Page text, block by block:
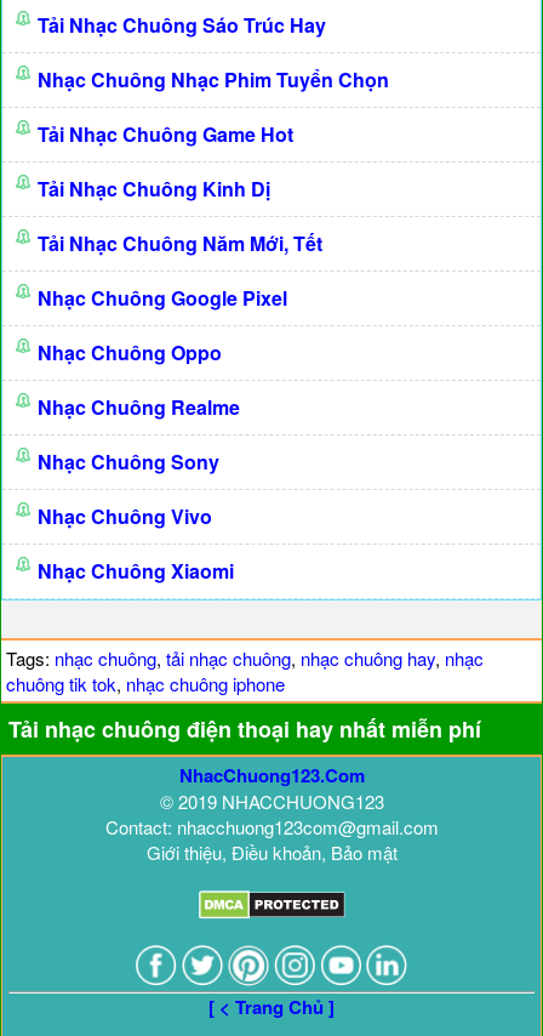
Tải Nhạc Chuông Sáo Trúc Hay
Nhạc Chuông Nhạc Phim Tuyển Chọn
Tải Nhạc Chuông Game Hot
Tải Nhạc Chuông Kinh Dị
Tải Nhạc Chuông Năm Mới, Tết
Nhạc Chuông Google Pixel
Nhạc Chuông Oppo
Nhạc Chuông Realme
Nhạc Chuông Sony
Nhạc Chuông Vivo
Nhạc Chuông Xiaomi
Tags: nhạc chuông, tải nhạc chuông, nhạc chuông hay, nhạc
chuông tik tok, nhạc chuông iphone
Tải nhạc chuông điện thoại hay nhất miễn phí
NhacChuong123.Com
© 2019 NHACCHUONG123
Contact: nhacchuong123com@gmail.com
Giới thiệu, Điều khoản, Bảo mật
[ < Trang Chủ ]